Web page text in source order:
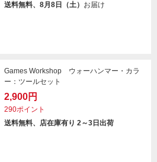
送料無料、8月8日（土） お届け
Games Workshop ウォーハンマー・カラ
ー：ツールセット
2,900円
290ポイント
送料無料、店在庫有り 2～3日出荷